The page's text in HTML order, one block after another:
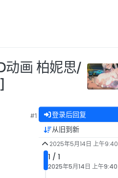
画 柏妮思/
#1 登录后回复
从旧到新
2025年5月14日 上午9:40
1 / 1
2025年5月14日 上午9:40